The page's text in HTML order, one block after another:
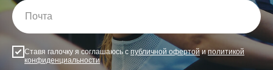
Ставя галочку я соглашаюсь спубличной офертойиполитикой
конфиденциальности